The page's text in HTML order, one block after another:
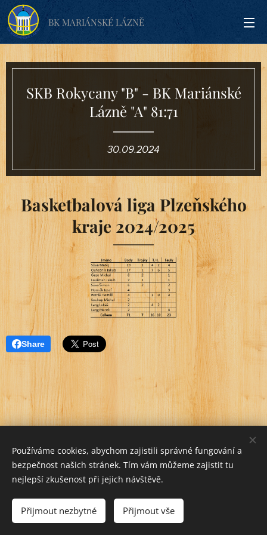
BK MARIÁNSKÉ LÁZNĚ
SKB Rokycany "B" - BK Mariánské
Lázně "A" 81:71
30.09.2024
Basketbalová liga Plzeňského
kraje 2024/2025
Share
Vytvořeno službou Webnode
Používáme cookies, abychom zajistili správné fungování a
bezpečnost našich stránek. Tím vám můžeme zajistit tu
nejlepší zkušenost při jejich návštěvě.
Přijmout nezbytné Přijmout vše